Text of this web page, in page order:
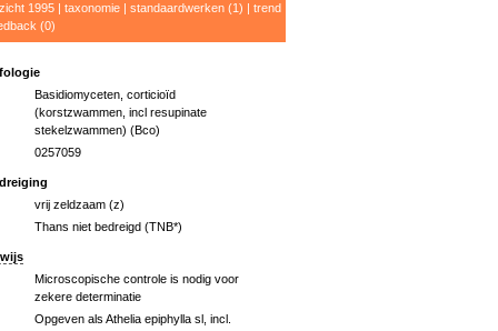
1995| taxonomie| standaardwerken (1) | trend
(0)
Basidiomyceten, corticioïd
(korstzwammen, incl resupinate
stekelzwammen) (Bco)
0257059
vrij zeldzaam (z)
Thans niet bedreigd (TNB*)
Microscopische controle is nodig voor
zekere determinatie
Opgeven als Athelia epiphylla sl, incl.